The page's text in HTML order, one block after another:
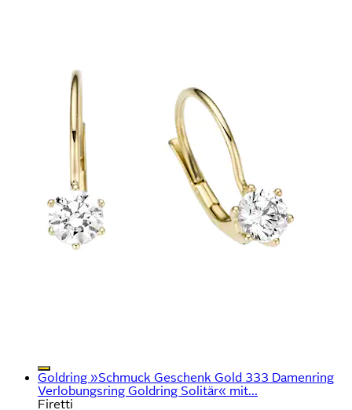
Goldring »Schmuck Geschenk Gold 333 Damenring
Verlobungsring Goldring Solitär« mit...
Firetti